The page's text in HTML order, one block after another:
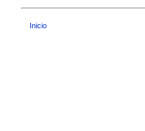
Inicio